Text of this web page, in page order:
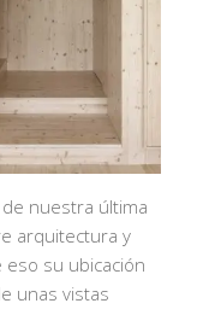
nuestra última
arquitectura y
su ubicación
unas vistas